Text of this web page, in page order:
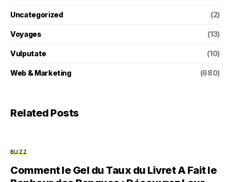
Uncategorized (2)
Voyages (13)
Vulputate (10)
Web & Marketing (680)
Related Posts
BUZZ
Comment le Gel du Taux du Livret A Fait le